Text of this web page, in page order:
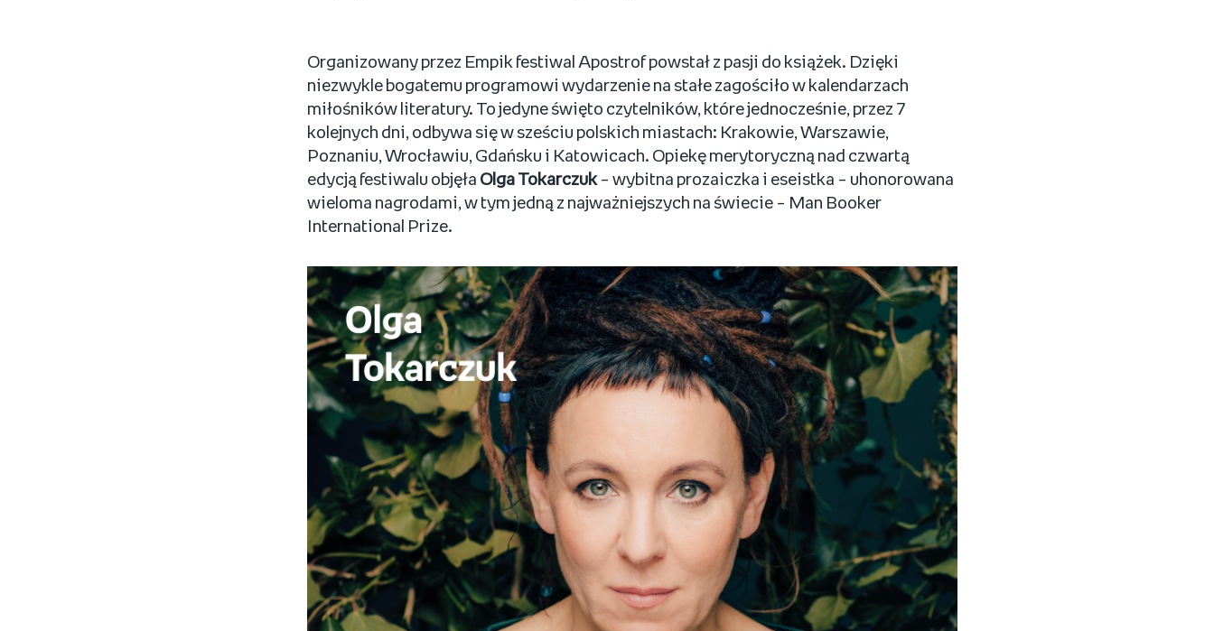
Organizowany przez Empik festiwal Apostrof powstał z pasji do książek. Dzięki
niezwykle bogatemu programowi wydarzenie na stałe zagościło w kalendarzach
miłośników literatury. To jedyne święto czytelników, które jednocześnie, przez 7
kolejnych dni, odbywa się w sześciu polskich miastach: Krakowie, Warszawie,
Poznaniu, Wrocławiu, Gdańsku i Katowicach. Opiekę merytoryczną nad czwartą
edycją festiwalu objęła Olga Tokarczuk– wybitna prozaiczka i eseistka – uhonorowana
wieloma nagrodami, w tym jedną z najważniejszych na świecie – Man Booker
International Prize.